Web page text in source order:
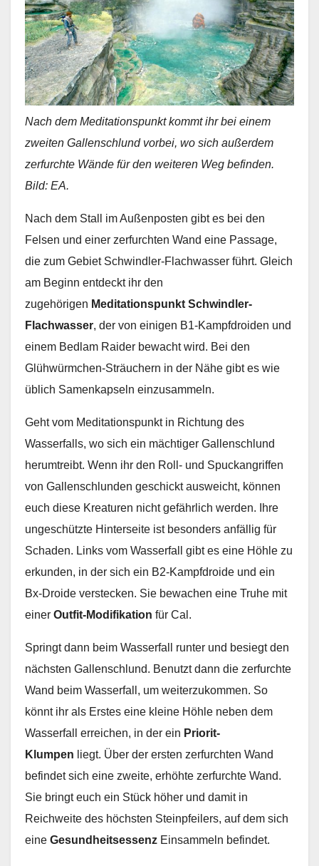
Nach dem Meditationspunkt kommt ihr bei einem
zweiten Gallenschlund vorbei, wo sich außerdem
zerfurchte Wände für den weiteren Weg befinden.
Bild: EA.
Nach dem Stall im Außenposten gibt es bei den
Felsen und einer zerfurchten Wand eine Passage,
die zum Gebiet Schwindler-Flachwasser führt. Gleich
am Beginn entdeckt ihr den
zugehörigen Meditationspunkt Schwindler-
Flachwasser, der von einigen B1-Kampfdroiden und
einem Bedlam Raider bewacht wird. Bei den
Glühwürmchen-Sträuchern in der Nähe gibt es wie
üblich Samenkapseln einzusammeln.
Geht vom Meditationspunkt in Richtung des
Wasserfalls, wo sich ein mächtiger Gallenschlund
herumtreibt. Wenn ihr den Roll- und Spuckangriffen
von Gallenschlunden geschickt ausweicht, können
euch diese Kreaturen nicht gefährlich werden. Ihre
ungeschützte Hinterseite ist besonders anfällig für
Schaden. Links vom Wasserfall gibt es eine Höhle zu
erkunden, in der sich ein B2-Kampfdroide und ein
Bx-Droide verstecken. Sie bewachen eine Truhe mit
einer Outfit-Modifikation für Cal.
Springt dann beim Wasserfall runter und besiegt den
nächsten Gallenschlund. Benutzt dann die zerfurchte
Wand beim Wasserfall, um weiterzukommen. So
könnt ihr als Erstes eine kleine Höhle neben dem
Wasserfall erreichen, in der ein Priorit-
Klumpen liegt. Über der ersten zerfurchten Wand
befindet sich eine zweite, erhöhte zerfurchte Wand.
Sie bringt euch ein Stück höher und damit in
Reichweite des höchsten Steinpfeilers, auf dem sich
eine Gesundheitsessenz Einsammeln befindet.